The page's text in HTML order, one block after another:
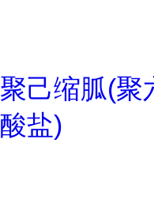
聚己缩胍(聚
酸盐)